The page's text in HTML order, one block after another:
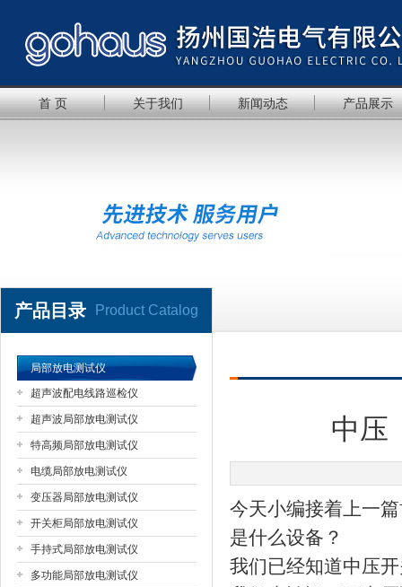
扬州国浩电气有限公司
首 页 关于我们 新闻动态 产品展示
产品目录 Product Catalog
局部放电测试仪
超声波配电线路巡检仪
超声波局部放电测试仪
特高频局部放电测试仪
电缆局部放电测试仪
变压器局部放电测试仪
开关柜局部放电测试仪
手持式局部放电测试仪
多功能局部放电测试仪
中压
今天小编接着上一
是什么设备？
我们已经知道中压